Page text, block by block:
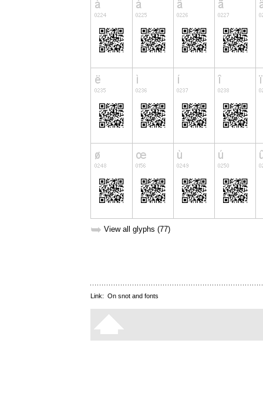
➥ View all glyphs (77)
Link: On snot and fonts